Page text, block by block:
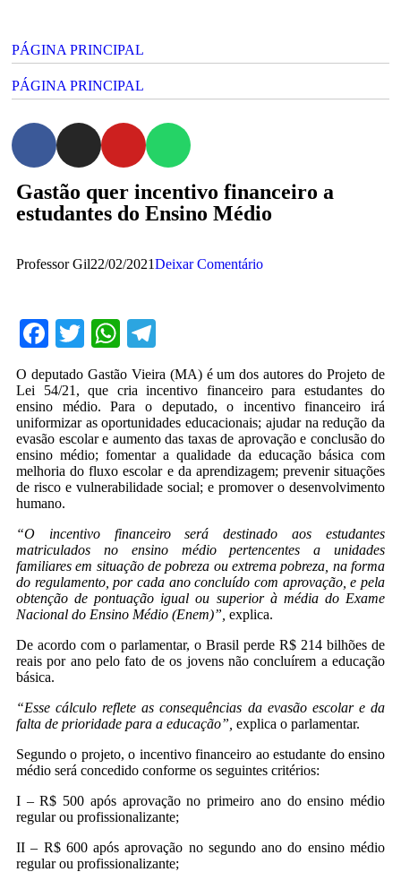
PÁGINA PRINCIPAL
PÁGINA PRINCIPAL
Gastão quer incentivo financeiro a
estudantes do Ensino Médio
Professor Gil22/02/2021Deixar Comentário
Facebook
TwitterWhatsApp
O deputado Gastão Vieira (MA) é um dos autores do Projeto de
Lei 54/21, que cria incentivo financeiro para estudantes do
ensino médio. Para o deputado, o incentivo financeiro irá
uniformizar as oportunidades educacionais; ajudar na redução da
evasão escolar e aumento das taxas de aprovação e conclusão do
ensino médio; fomentar a qualidade da educação básica com
melhoria do fluxo escolar e da aprendizagem; prevenir situações
de risco e vulnerabilidade social; e promover o desenvolvimento
humano.
“O incentivo financeiro será destinado aos estudantes
matriculados no ensino médio pertencentes a unidades
familiares em situação de pobreza ou extrema pobreza, na forma
do regulamento, por cada ano concluído com aprovação, e pela
obtenção de pontuação igual ou superior à média do Exame
Nacional do Ensino Médio (Enem)”, explica.
De acordo com o parlamentar, o Brasil perde R$ 214 bilhões de
reais por ano pelo fato de os jovens não concluírem a educação
básica.
“Esse cálculo reflete as consequências da evasão escolar e da
falta de prioridade para a educação”, explica o parlamentar.
Segundo o projeto, o incentivo financeiro ao estudante do ensino
médio será concedido conforme os seguintes critérios:
I – R$ 500 após aprovação no primeiro ano do ensino médio
regular ou profissionalizante;
II – R$ 600 após aprovação no segundo ano do ensino médio
regular ou profissionalizante;